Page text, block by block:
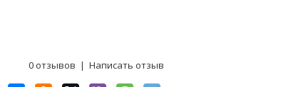
0 отзывов | Написать отзыв